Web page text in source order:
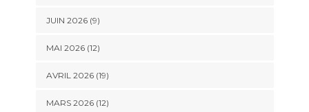
JUIN 2026 (9)
MAI 2026 (12)
AVRIL 2026 (19)
MARS 2026 (12)